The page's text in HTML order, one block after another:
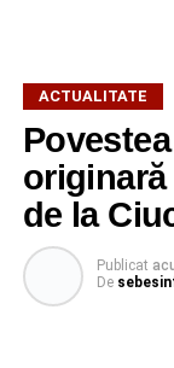
ACTUALITATE
originară
de la
Publicat
De